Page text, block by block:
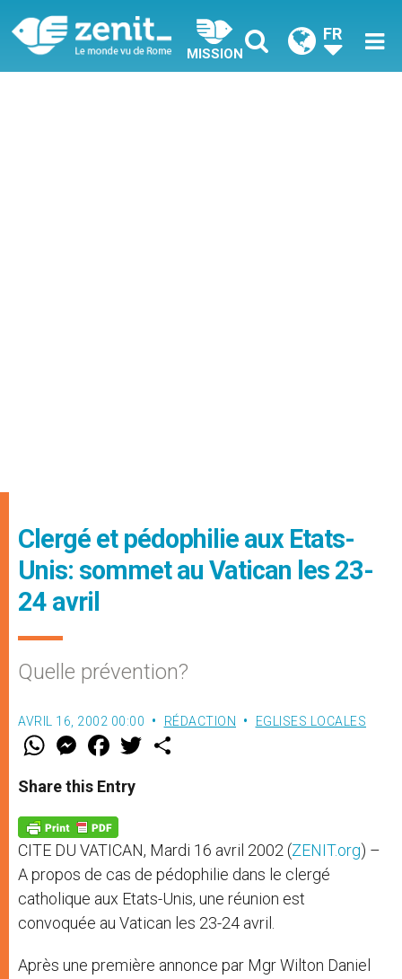
MISSION
FR
Clergé et pédophilie aux Etats-
Unis: sommet au Vatican les 23-
24 avril
Quelle prévention?
AVRIL 16, 2002 00:00 RÉDACTION EGLISES LOCALES
W
t
s
p
p
M
e
s
e
g
e
r
F
a
e
b
o
k
w
Share this Entry
CITE DU VATICAN, Mardi 16 avril 2002 (ZENIT.org) –
A propos de cas de pédophilie dans le clergé
catholique aux Etats-Unis, une réunion est
convoquée au Vatican les 23-24 avril.
Après une première annonce par Mgr Wilton Daniel